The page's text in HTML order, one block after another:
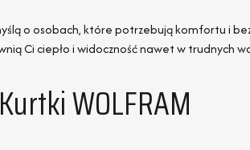
o osobach, które potrzebują komfortu i
Ci ciepło i widoczność nawet w trudnych
WOLFRAM